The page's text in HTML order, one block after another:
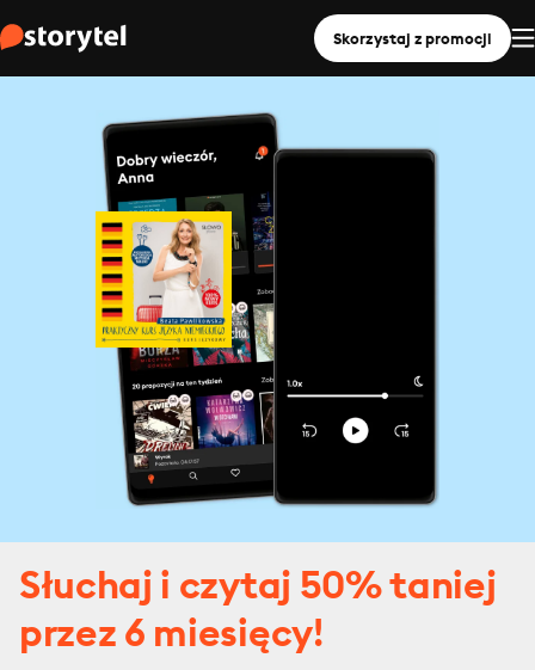
Skorzystaj z promocji
Słuchaj i czytaj 50% taniej
przez 6 miesięcy!